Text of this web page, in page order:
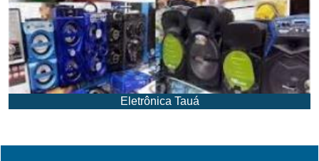
Eletrônica Tauá